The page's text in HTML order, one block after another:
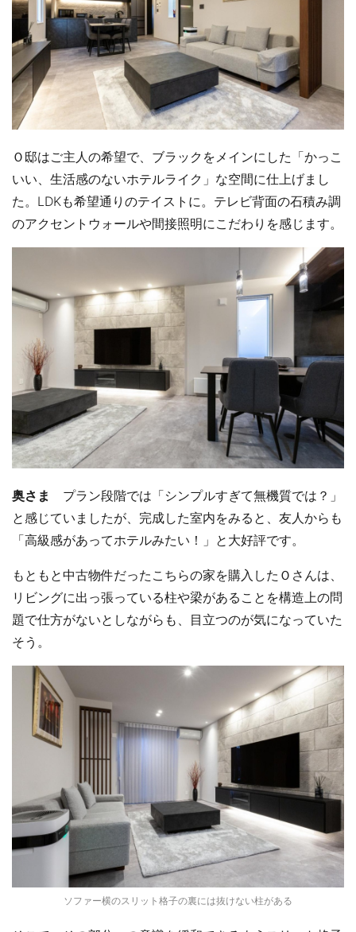
Ｏ邸はご主人の希望で、ブラックをメインにした「かっこ
いい、生活感のないホテルライク」な空間に仕上げまし
た。LDKも希望通りのテイストに。テレビ背面の石積み調
のアクセントウォールや間接照明にこだわりを感じます。
奥さま プラン段階では「シンプルすぎて無機質では？」
と感じていましたが、完成した室内をみると、友人からも
「高級感があってホテルみたい！」と大好評です。
もともと中古物件だったこちらの家を購入したＯさんは、
リビングに出っ張っている柱や梁があることを構造上の問
題で仕方がないとしながらも、目立つのが気になっていた
そう。
ソファー横のスリット格子の裏には抜けない柱がある